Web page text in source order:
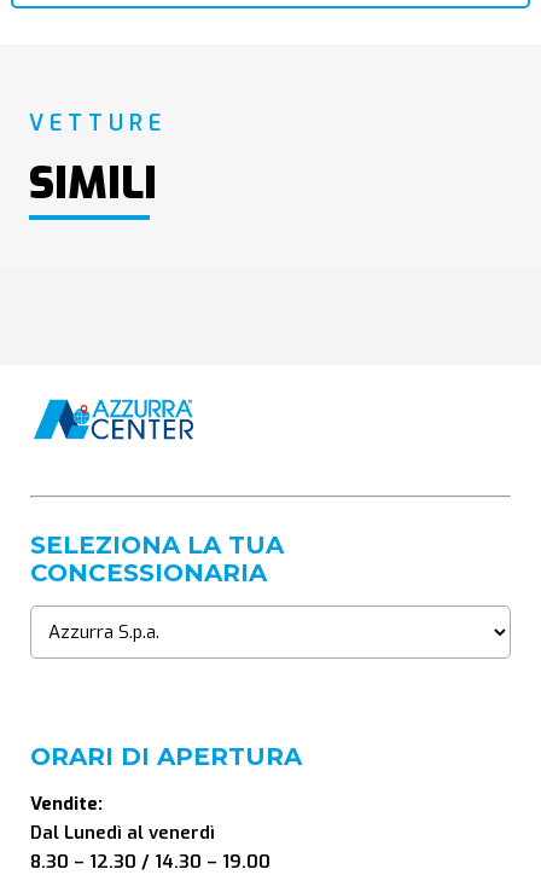
VETTURE
SIMILI
SELEZIONA LA TUA
CONCESSIONARIA
ORARI DI APERTURA
Vendite:
Dal Lunedì al venerdì
8.30 – 12.30 / 14.30 – 19.00